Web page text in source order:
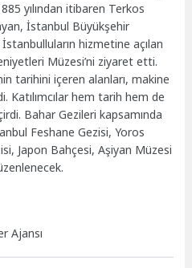
yılından itibaren Terkos
İstanbul Büyükşehir
hizmetine açılan
Müzesi’ni ziyaret etti.
tarihini içeren alanları, makine
Katılımcılar hem tarih hem de
Bahar Gezileri kapsamında
Feshane Gezisi, Yoros
Japon Bahçesi, Aşiyan Müzesi
Ajansı